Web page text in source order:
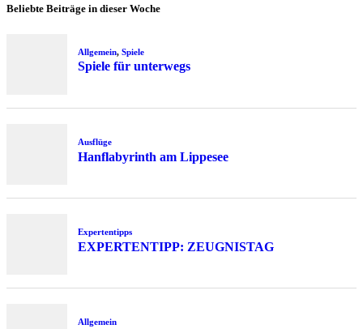
Beliebte Beiträge in dieser Woche
Allgemein, Spiele
Spiele für unterwegs
Ausflüge
Hanflabyrinth am Lippesee
Expertentipps
EXPERTENTIPP: ZEUGNISTAG
Allgemein